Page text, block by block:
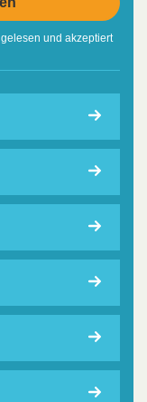
gelesen und akzeptiert